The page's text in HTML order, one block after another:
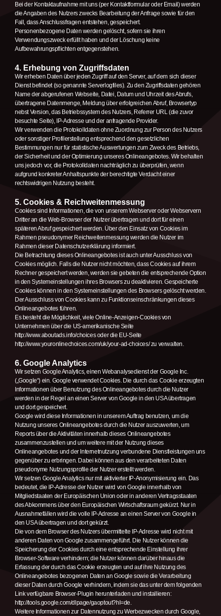
Bei der Kontaktaufnahme mit uns (per Kontaktformular oder Email) werden
die Angaben des Nutzers zwecks Bearbeitung der Anfrage sowie für den
Fall, dass Anschlussfragen entstehen, gespeichert.
Personenbezogene Daten werden gelöscht, sofern sie ihren
Verwendungszweck erfüllt haben und der Löschung keine
Aufbewahrungspflichten entgegenstehen.
4. Erhebung von Zugriffsdaten
Wir erheben Daten über jeden Zugriff auf den Server, auf dem sich dieser
Dienst befindet (so genannte Serverlogfiles). Zu den Zugriffsdaten gehören
Name der abgerufenen Webseite, Datei, Datum und Uhrzeit des Abrufs,
übertragene Datenmenge, Meldung über erfolgreichen Abruf, Browsertyp
nebst Version, das Betriebssystem des Nutzers, Referrer URL (die zuvor
besuchte Seite), IP-Adresse und der anfragende Provider.
Wir verwenden die Protokolldaten ohne Zuordnung zur Person des Nutzers
oder sonstiger Profilerstellung entsprechend den gesetzlichen
Bestimmungen nur für statistische Auswertungen zum Zweck des Betriebs,
der Sicherheit und der Optimierung unseres Onlineangebotes. Wir behalten
uns jedoch vor, die Protokolldaten nachträglich zu überprüfen, wenn
aufgrund konkreter Anhaltspunkte der berechtigte Verdacht einer
rechtswidrigen Nutzung besteht.
5. Cookies & Reichweitenmessung
Cookies sind Informationen, die von unserem Webserver oder Webservern
Dritter an die Web-Browser der Nutzer übertragen und dort für einen
späteren Abruf gespeichert werden. Über den Einsatz von Cookies im
Rahmen pseudonymer Reichweitenmessung werden die Nutzer im
Rahmen dieser Datenschutzerklärung informiert.
Die Betrachtung dieses Onlineangebotes ist auch unter Ausschluss von
Cookies möglich. Falls die Nutzer nicht möchten, dass Cookies auf ihrem
Rechner gespeichert werden, werden sie gebeten die entsprechende Option
in den Systemeinstellungen ihres Browsers zu deaktivieren. Gespeicherte
Cookies können in den Systemeinstellungen des Browsers gelöscht werden.
Der Ausschluss von Cookies kann zu Funktionseinschränkungen dieses
Onlineangebotes führen.
Es besteht die Möglichkeit, viele Online-Anzeigen-Cookies von
Unternehmen über die US-amerikanische Seite
http://www.aboutads.info/choices oder die EU-Seite
http://www.youronlinechoices.com/uk/your-ad-choices/ zu verwalten.
6. Google Analytics
Wir setzen Google Analytics, einen Webanalysedienst der Google Inc.
(„Google“) ein. Google verwendet Cookies. Die durch das Cookie erzeugten
Informationen über Benutzung des Onlineangebotes durch die Nutzer
werden in der Regel an einen Server von Google in den USA übertragen
und dort gespeichert.
Google wird diese Informationen in unserem Auftrag benutzen, um die
Nutzung unseres Onlineangebotes durch die Nutzer auszuwerten, um
Reports über die Aktivitäten innerhalb dieses Onlineangebotes
zusammenzustellen und um weitere mit der Nutzung dieses
Onlineangebotes und der Internetnutzung verbundene Dienstleistungen uns
gegenüber zu erbringen. Dabei können aus den verarbeiteten Daten
pseudonyme Nutzungsprofile der Nutzer erstellt werden.
Wir setzen Google Analytics nur mit aktivierter IP-Anonymisierung ein. Das
bedeutet, die IP-Adresse der Nutzer wird von Google innerhalb von
Mitgliedstaaten der Europäischen Union oder in anderen Vertragsstaaten
des Abkommens über den Europäischen Wirtschaftsraum gekürzt. Nur in
Ausnahmefällen wird die volle IP-Adresse an einen Server von Google in
den USA übertragen und dort gekürzt.
Die von dem Browser des Nutzers übermittelte IP-Adresse wird nicht mit
anderen Daten von Google zusammengeführt. Die Nutzer können die
Speicherung der Cookies durch eine entsprechende Einstellung ihrer
Browser-Software verhindern; die Nutzer können darüber hinaus die
Erfassung der durch das Cookie erzeugten und auf ihre Nutzung des
Onlineangebotes bezogenen Daten an Google sowie die Verarbeitung
dieser Daten durch Google verhindern, indem sie das unter dem folgenden
Link verfügbare Browser-Plugin herunterladen und installieren:
http://tools.google.com/dlpage/gaoptout?hl=de.
Weitere Informationen zur Datennutzung zu Werbezwecken durch Google,